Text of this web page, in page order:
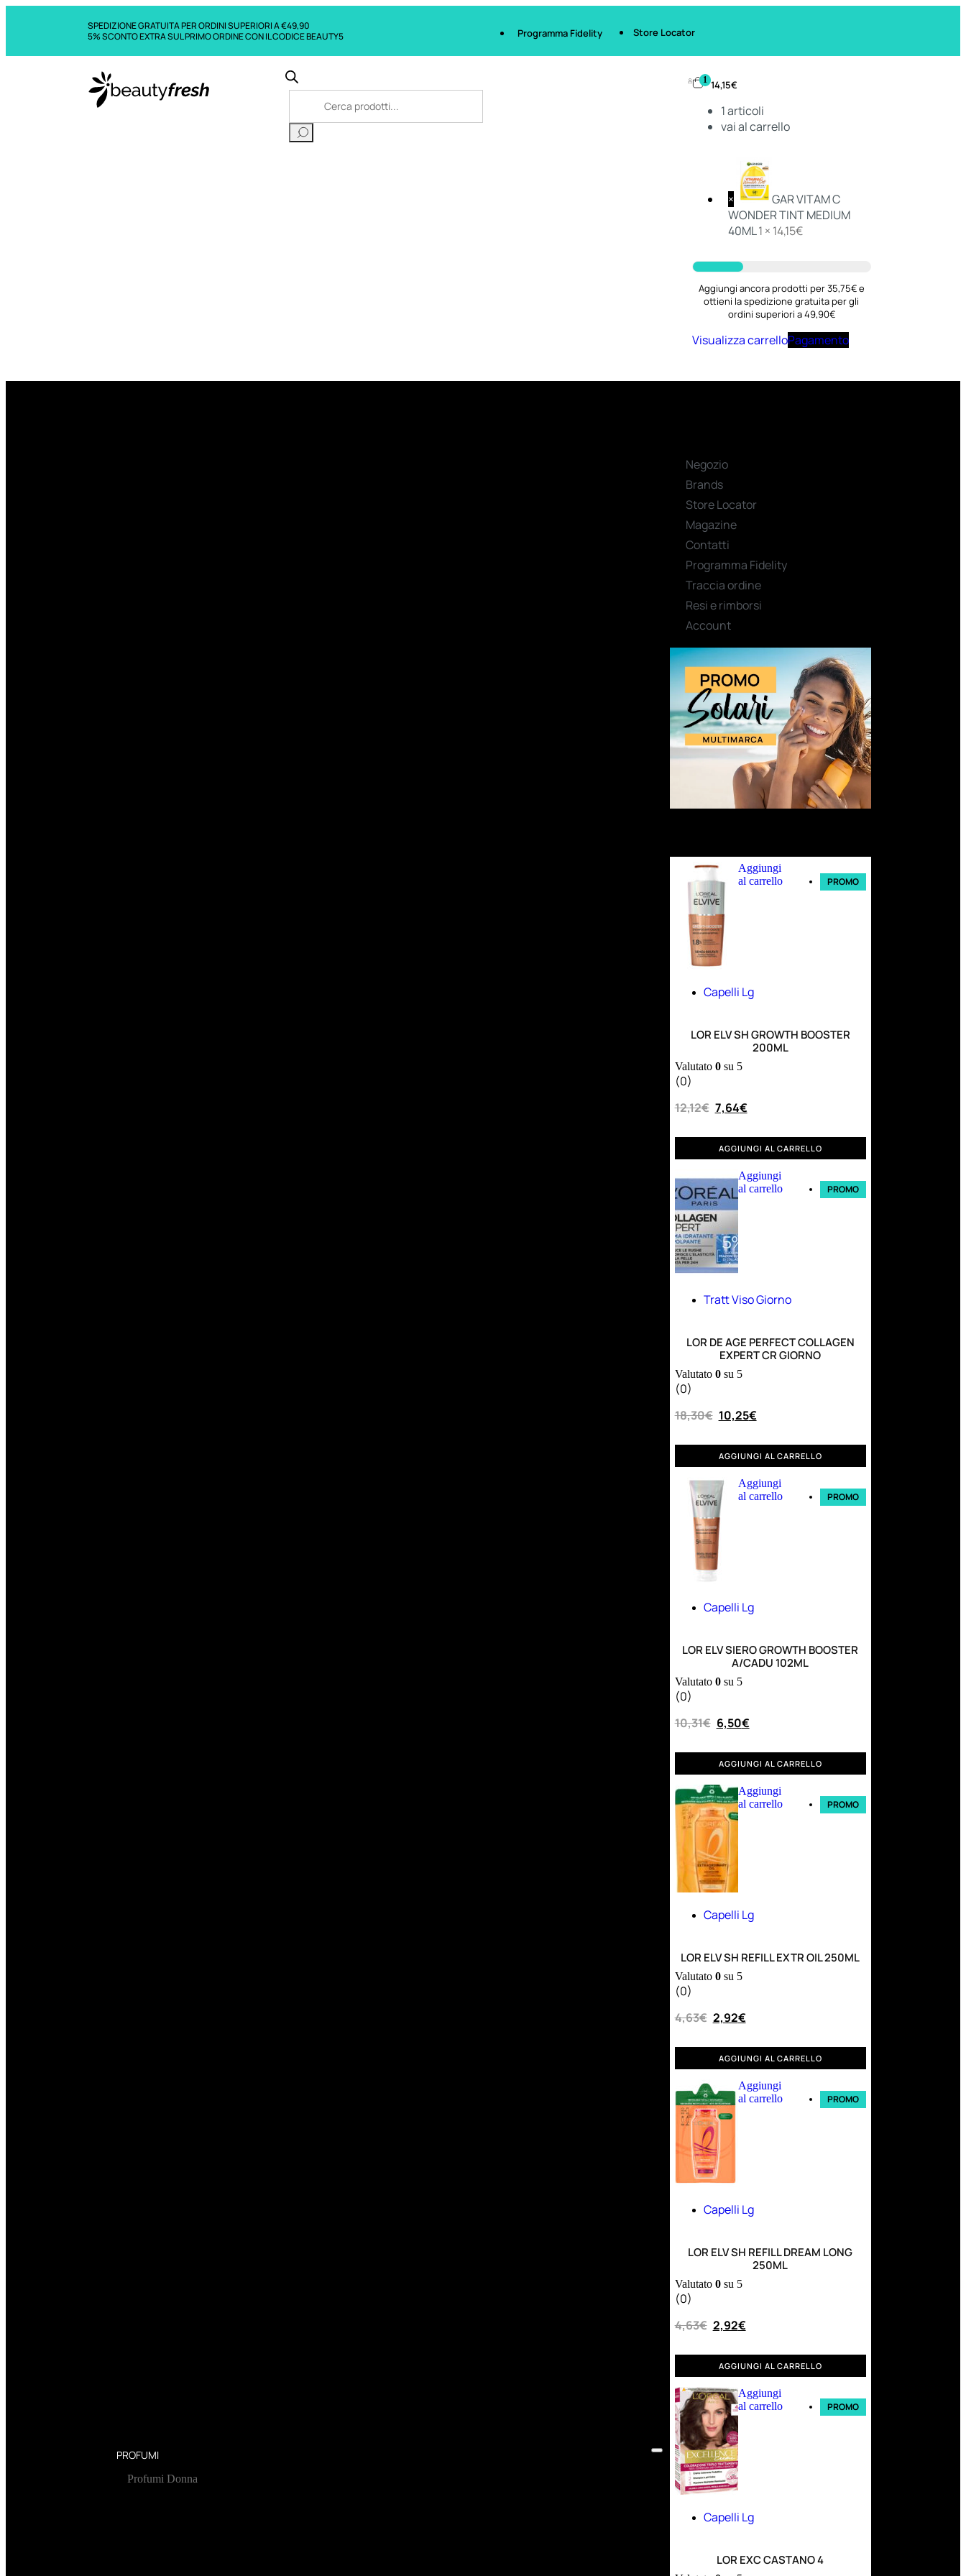
SPEDIZIONE GRATUITA PER ORDINI SUPERIORI A €49,90
5% SCONTO EXTRA SUL PRIMO ORDINE CON IL CODICE BEAUTY5
Programma Fidelity Store Locator
1 14,15€
1articoli
vai al carrello
×
GAR VITAM C
WONDER TINT MEDIUM
40ML1 × 14,15€
Aggiungi ancora prodotti per 35,75€ e
ottieni la spedizione gratuita per gli
ordini superiori a 49,90€
Visualizza carrelloPagamento
PROFUMI
Profumi Donna
Negozio
Brands
Store Locator
Magazine
Contatti
Programma Fidelity
Traccia ordine
Resi e rimborsi
Account
Aggiungi
al carrello
PROMO
Capelli Lg
LOR ELV SH GROWTH BOOSTER
200ML
Valutato 0su 5
(0)
12,12€ 7,64€
AGGIUNGI AL CARRELLO
Aggiungi
al carrello
PROMO
Tratt Viso Giorno
LOR DE AGE PERFECT COLLAGEN
EXPERT CR GIORNO
Valutato 0su 5
(0)
18,30€ 10,25€
AGGIUNGI AL CARRELLO
Aggiungi
al carrello
PROMO
Capelli Lg
LOR ELV SIERO GROWTH BOOSTER
A/CADU 102ML
Valutato 0su 5
(0)
10,31€ 6,50€
AGGIUNGI AL CARRELLO
Aggiungi
al carrello
PROMO
Capelli Lg
LOR ELV SH REFILL EXTR OIL 250ML
Valutato 0su 5
(0)
4,63€ 2,92€
AGGIUNGI AL CARRELLO
Aggiungi
al carrello
PROMO
Capelli Lg
LOR ELV SH REFILL DREAM LONG
250ML
Valutato 0su 5
(0)
4,63€ 2,92€
AGGIUNGI AL CARRELLO
Aggiungi
al carrello
PROMO
Capelli Lg
LOR EXC CASTANO 4